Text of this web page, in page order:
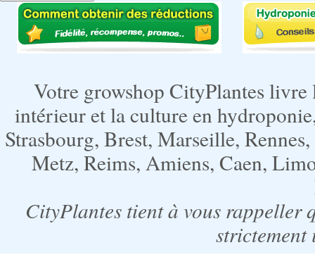
Votre growshop CityPlantes
intérieur et la culture en
Strasbourg, Brest, Marseille,
Metz, Reims, Amiens, Caen,
CityPlantes tient à vous rappeller
strictement